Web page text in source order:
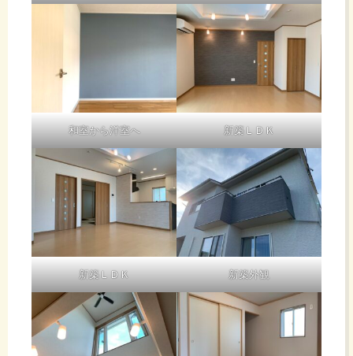
和室から洋室へ 新築ＬＤＫ
新築ＬＤＫ 新築外観